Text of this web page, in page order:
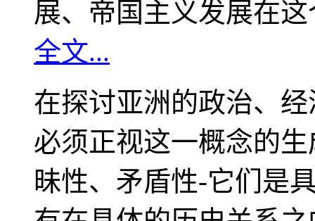
展、帝国主义发展在
全文...
在探讨亚洲的政治、
必须正视这一概念的
昧性、矛盾性-它们是